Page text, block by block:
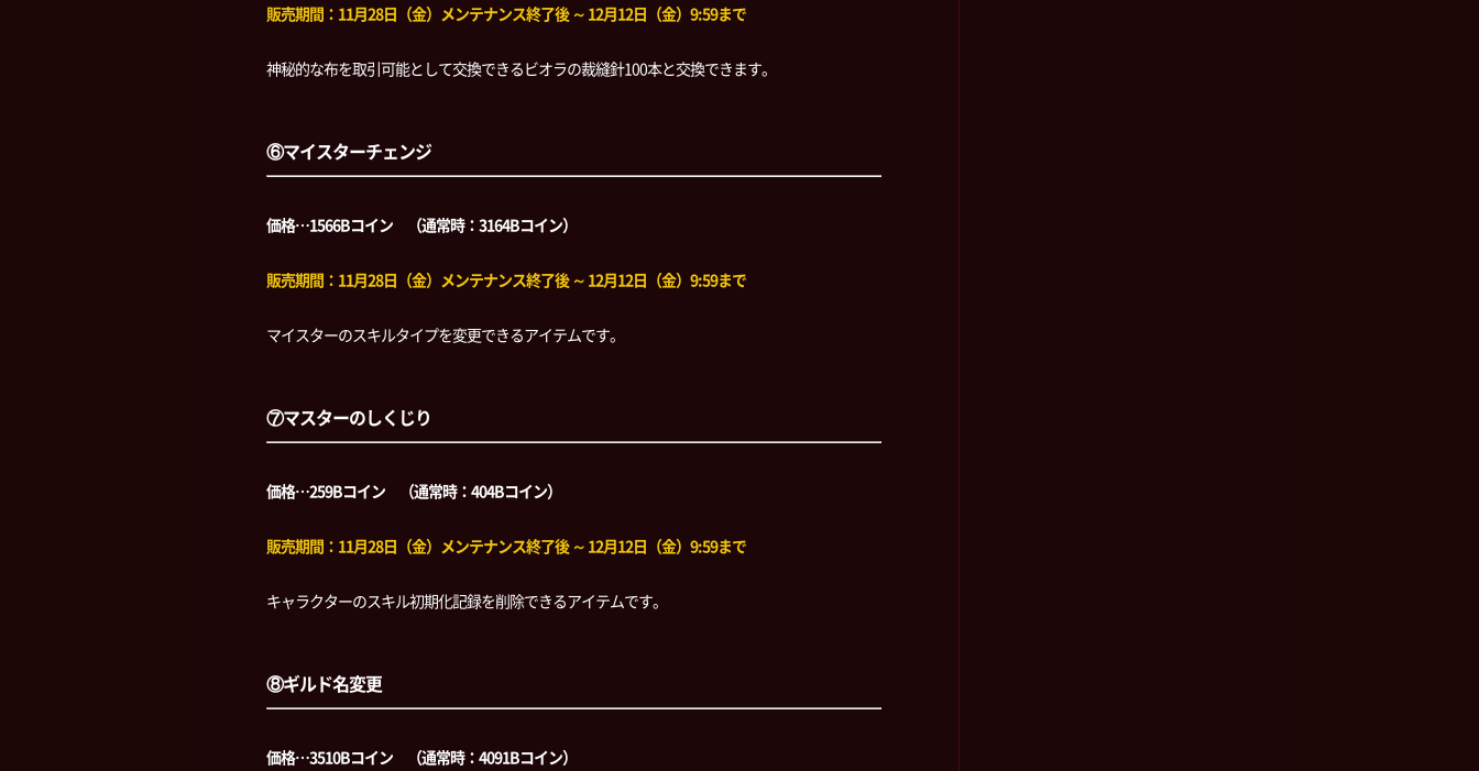
販売期間：11月28日（金）メンテナンス終了後 ～ 12月12日（金）9:59まで
神秘的な布を取引可能として交換できるビオラの裁縫針100本と交換できます。
⑥マイスターチェンジ
価格…1566Bコイン （通常時：3164Bコイン）
販売期間：11月28日（金）メンテナンス終了後 ～ 12月12日（金）9:59まで
マイスターのスキルタイプを変更できるアイテムです。
⑦マスターのしくじり
価格…259Bコイン （通常時：404Bコイン）
販売期間：11月28日（金）メンテナンス終了後 ～ 12月12日（金）9:59まで
キャラクターのスキル初期化記録を削除できるアイテムです。
⑧ギルド名変更
価格…3510Bコイン （通常時：4091Bコイン）